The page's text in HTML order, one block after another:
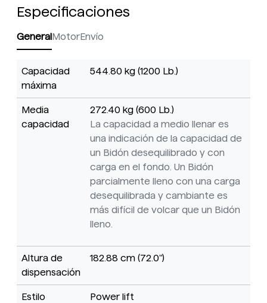
Especificaciones
GeneralMotorEnvío
Capacidad
máxima
544.80 kg (1200 Lb.)
Media
capacidad
272.40 kg (600 Lb.)
La capacidad a medio llenar es
una indicación de la capacidad de
un Bidón desequilibrado y con
carga en el fondo. Un Bidón
parcialmente lleno con una carga
desequilibrada y cambiante es
más difícil de volcar que un Bidón
lleno.
Altura de
dispensación
182.88 cm (72.0")
Estilo
Power lift